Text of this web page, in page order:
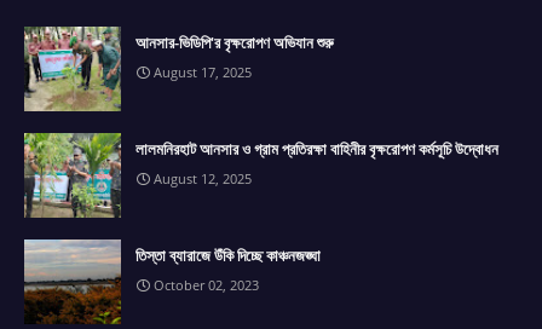
আনসার-ভিডিপি'র বৃক্ষরোপণ অভিযান শুরু
August 17, 2025
লালমনিরহাট আনসার ও গ্রাম প্রতিরক্ষা বাহিনীর বৃক্ষরোপণ কর্মসূচি উদ্বোধন
August 12, 2025
তিস্তা ব্যারাজে উঁকি দিচ্ছে কাঞ্চনজঙ্ঘা
October 02, 2023